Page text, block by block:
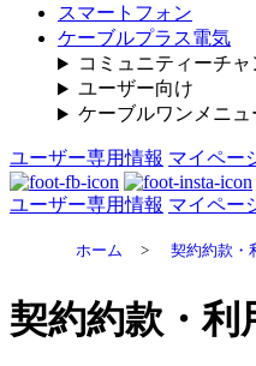
スマートフォン
ケーブルプラス電気
コミュニティーチ
ユーザー向け
ケーブルワンメニュ
ユーザー専用情報 マイペー
ユーザー専用情報 マイペー
ホーム > 契約約款・
契約約款・利